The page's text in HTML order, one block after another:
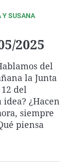
en la onda
noche
invisible
de los vientos
viajera
del más
morirse
no ha pasado
de Madrid
Valenciana
y Tecnología
ambiente
Y SUSANA
2025
del
la Junta
del
¿Hacen
siempre
piensa